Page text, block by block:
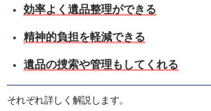
効率よく遺品整理ができる
精神的負担を軽減できる
遺品の捜索や管理もしてくれる
それぞれ詳しく解説します。